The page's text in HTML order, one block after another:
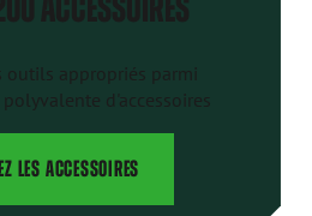
ACCESSOIRES
outils appropriés parmi
d'accessoires
LES ACCESSOIRES